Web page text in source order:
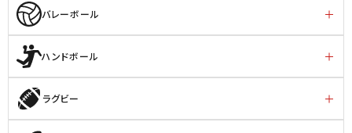
バレーボール
ハンドボール
ラグビー